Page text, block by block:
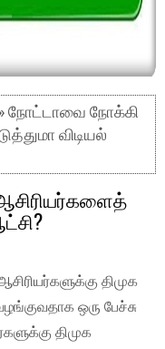
நோட்டாவை நோக்கி
விடியல்
திமுக
ஒரு பேச்சு
திமுக